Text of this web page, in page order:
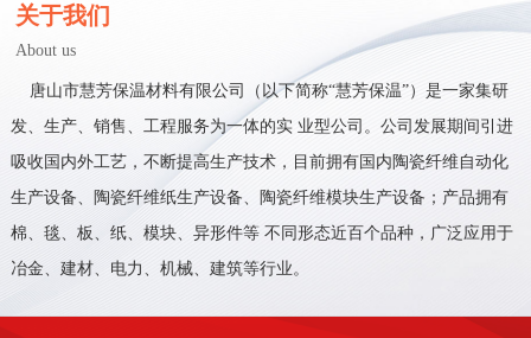
关于我们
About us
唐山市慧芳保温材料有限公司（以下简称“慧芳保温”）是一家集研
发、生产、销售、工程服务为一体的实 业型公司。公司发展期间引进
吸收国内外工艺，不断提高生产技术，目前拥有国内陶瓷纤维自动化
生产设备、陶瓷纤维纸生产设备、陶瓷纤维模块生产设备；产品拥有
棉、毯、板、纸、模块、异形件等 不同形态近百个品种，广泛应用于
冶金、建材、电力、机械、建筑等行业。